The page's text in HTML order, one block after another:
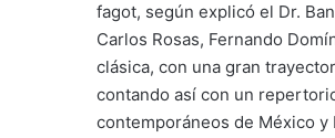
fagot, según explicó el Dr.
Carlos Rosas, Fernando
clásica, con una gran
contando así con un
contemporáneos de México y